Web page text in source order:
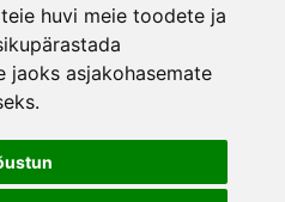
huvi meie toodete ja
jaoks asjakohasemate
.